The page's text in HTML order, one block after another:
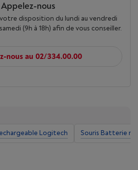
Appelez-nous
disposition du lundi au vendredi
(9h à 18h) afin de vous conseiller.
nous au 02/334.00.00
Logitech Souris Batterie